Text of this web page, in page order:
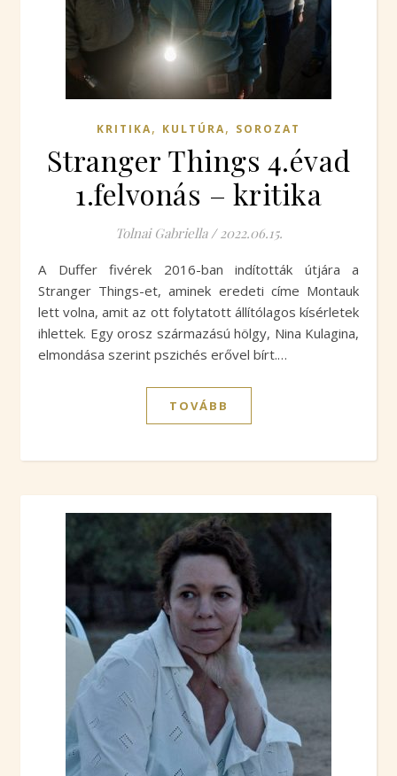
KRITIKA, KULTÚRA, SOROZAT
Stranger Things 4.évad
1.felvonás – kritika
Tolnai Gabriella / 2022.06.15.
A Duffer fivérek 2016-ban indították útjára a
Stranger Things-et, aminek eredeti címe Montauk
lett volna, amit az ott folytatott állítólagos kísérletek
ihlettek. Egy orosz származású hölgy, Nina Kulagina,
elmondása szerint pszichés erővel bírt.…
TOVÁBB